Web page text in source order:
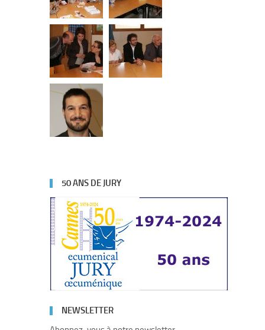
50 ANS DE JURY
NEWSLETTER